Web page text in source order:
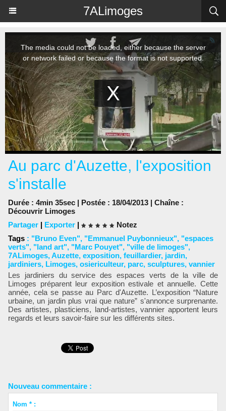
7ALimoges
Au parc d'Auzette, l'exposition
s'installe
Durée : 4min 35sec | Postée : 18/04/2013 | Chaîne :
Découvrir Limoges
Partager | Exporter |
Notez
Tags : "Bruno Even", "Emmanuel Puybonnieux", "espaces
verts", "land art", "Marc Pouyet", "ville de limoges",
7ALimoges,Auzette, exposition, feuillardier, jardin,
jardiniers, Limoges, osiericulteur, parc, sculptures, vannier
Les jardiniers du service des espaces verts de la ville de
Limoges préparent leur exposition estivale et annuelle. Cette
année, cela se passe au Parc d'Auzette. L’exposition “Nature
urbaine, un jardin plus vrai que nature” s'annonce surprenante.
Des artistes, plasticiens, land-artistes, vannier apportent leurs
regards et leurs savoir-faire sur les différents sites.
Nouveau commentaire :
Nom * :